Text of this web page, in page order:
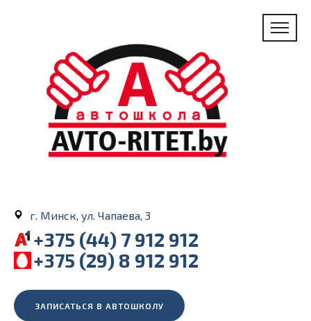
г. Минск, ул. Чапаева, 3
+375 (44) 7 912 912
+375 (29) 8 912 912
ЗАПИСАТЬСЯ В АВТОШКОЛУ